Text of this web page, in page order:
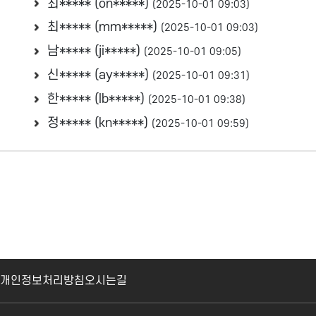
최***** (on*****) (2025-10-01 09:03)
최***** (mm*****) (2025-10-01 09:03)
남***** (ji*****) (2025-10-01 09:05)
신***** (ay*****) (2025-10-01 09:31)
한***** (lb*****) (2025-10-01 09:38)
정***** (kn*****) (2025-10-01 09:59)
개인정보처리방침오시는길